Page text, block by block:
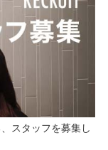
スタッフを募集し